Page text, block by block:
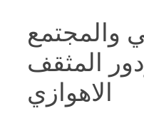
والمجتمع
المثقف
الاهوازي